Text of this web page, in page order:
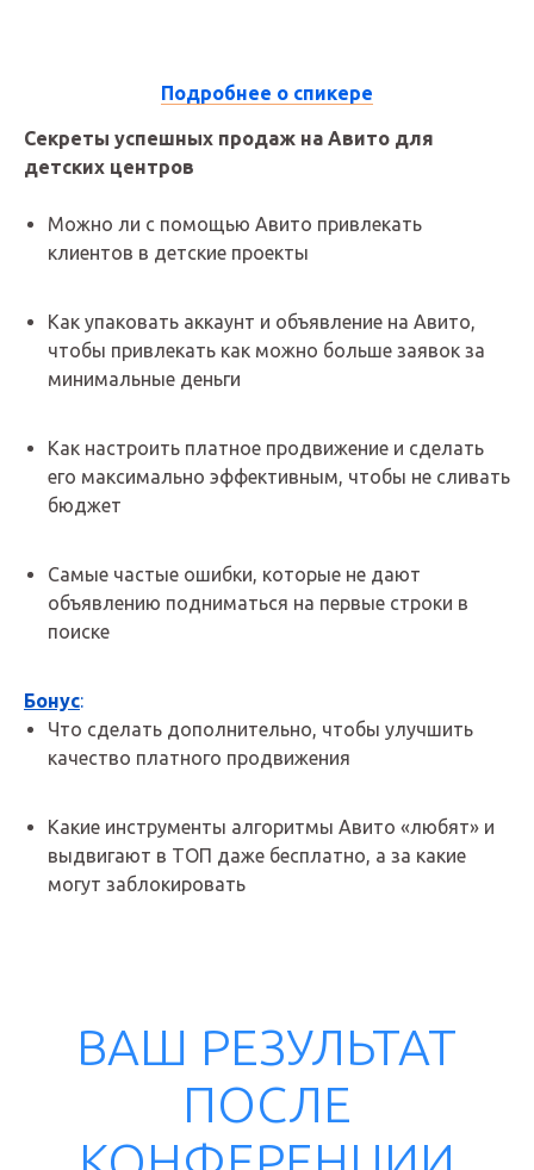
Подробнее о спикере
Секреты успешных продаж на Авито для
детских центров
Можно ли с помощью Авито привлекать
клиентов в детские проекты
Как упаковать аккаунт и объявление на Авито,
чтобы привлекать как можно больше заявок за
минимальные деньги
Как настроить платное продвижение и сделать
его максимально эффективным, чтобы не сливать
бюджет
Самые частые ошибки, которые не дают
объявлению подниматься на первые строки в
поиске
Бонус:
Что сделать дополнительно, чтобы улучшить
качество платного продвижения
Какие инструменты алгоритмы Авито «любят» и
выдвигают в ТОП даже бесплатно, а за какие
могут заблокировать